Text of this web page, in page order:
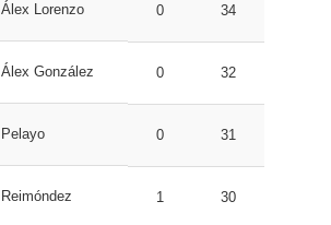
Álex Lorenzo 0 34
Álex González 0 32
Pelayo 0 31
Reimóndez 1 30